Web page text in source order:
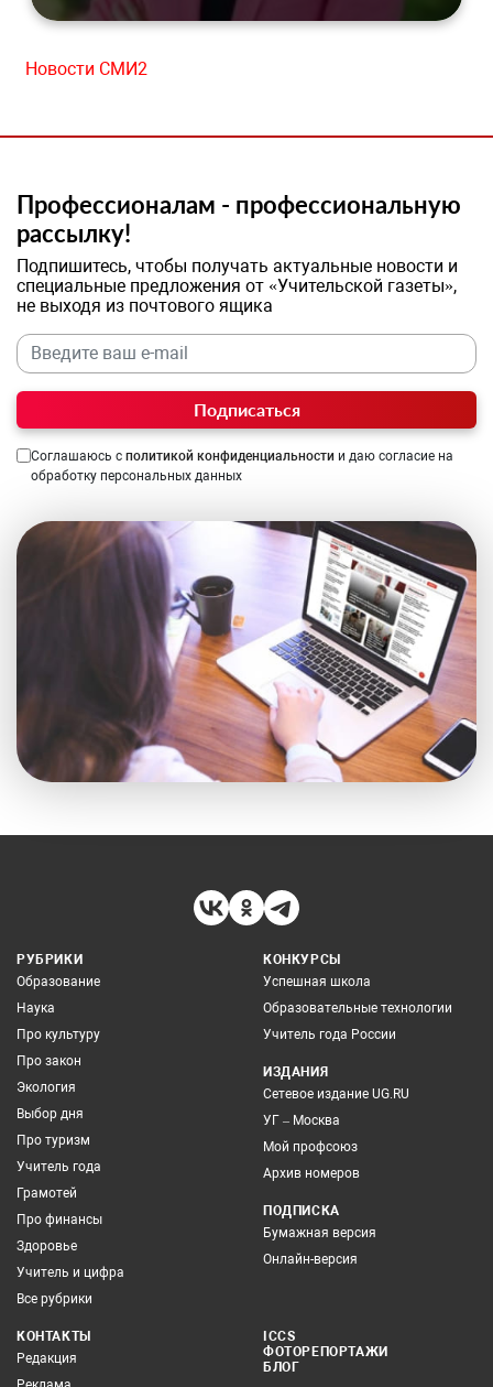
Новости СМИ2
Профессионалам - профессиональную
рассылку!
Подпишитесь, чтобы получать актуальные новости и
специальные предложения от «Учительской газеты»,
не выходя из почтового ящика
Подписаться
Соглашаюсь с политикой конфиденциальности и даю согласие на
обработку персональных данных
РУБРИКИ
Образование
Наука
Про культуру
Про закон
Экология
Выбор дня
Про туризм
Учитель года
Грамотей
Про финансы
Здоровье
Учитель и цифра
Все рубрики
КОНКУРСЫ
Успешная школа
Образовательные технологии
Учитель года России
ИЗДАНИЯ
Сетевое издание UG.RU
УГ – Москва
Мой профсоюз
Архив номеров
ПОДПИСКА
Бумажная версия
Онлайн-версия
КОНТАКТЫ
Редакция
ICCS
ФОТОРЕПОРТАЖИ
БЛОГ